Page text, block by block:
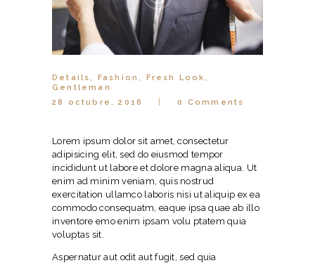
Details Fashion Fresh Look
Gentleman
28 octubre, 2016
0 Comments
Lorem ipsum dolor sit amet, consectetur
adipisicing elit, sed do eiusmod tempor
incididunt ut labore et dolore magna aliqua. Ut
enim ad minim veniam, quis nostrud
exercitation ullamco laboris nisi ut aliquip ex ea
commodo consequatm, eaque ipsa quae ab illo
inventore emo enim ipsam volu ptatem quia
voluptas sit.
Aspernatur aut odit aut fugit, sed quia